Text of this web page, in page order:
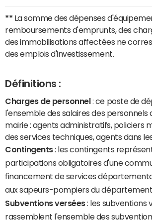
** La somme des dépenses
remboursements d'emprunts, des
des immobilisations affectées ne
des emplois d'investissement.
Définitions :
Charges de personnel : ce poste de
l'ensemble des salaires des
mairie : agents administratifs, policiers
des services techniques, agents dans
Contingents: les contingents
participations obligatoires d'une
financement de services
aux sapeurs-pompiers du
Subventions versées: les subventions
rassemblent l'ensemble des